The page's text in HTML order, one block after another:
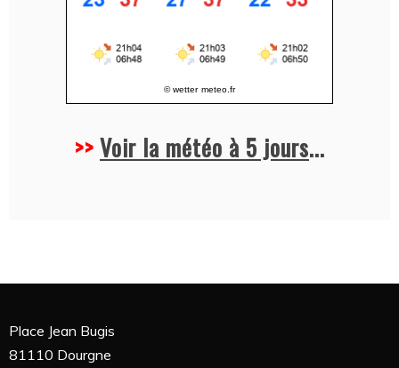
© wetter meteo.fr
>>Voir la météo à 5 jours...
Place Jean Bugis
81110 Dourgne